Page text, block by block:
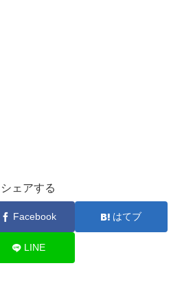
シェアする
Facebook はてブ
LINE